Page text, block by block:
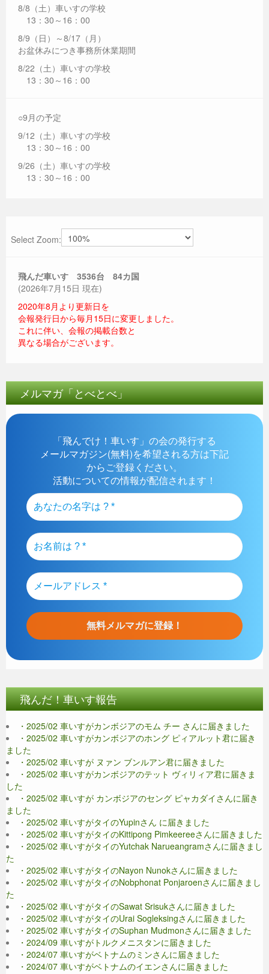
8/8（土）車いすの学校
13：30～16：00
8/9（日）～8/17（月）
お盆休みにつき事務所休業期間
8/22（土）車いすの学校
13：30～16：00
○9月の予定
9/12（土）車いすの学校
13：30～16：00
9/26（土）車いすの学校
13：30～16：00
Select Zoom:
飛んだ車いす 3536台 84カ国
(2026年7月15日 現在)
2020年8月より更新日を
会報発行日から毎月15日に変更しました。
これに伴い、会報の掲載台数と
異なる場合がございます。
メルマガ「とべとべ」
「飛んでけ！車いす」の会の発行する
メールマガジン(無料)を希望される方は下記
からご登録ください。
活動についての情報が配信されます！
飛んだ！車いす報告
・2025/02 車いすがカンボジアのモム チー さんに届きました
・2025/02 車いすがカンボジアのホング ピィアルット君に届き
ました
・2025/02 車いすが ヌァン ブンルアン君に届きました
・2025/02 車いすがカンボジアのテット ヴィリィア君に届きま
した
・2025/02 車いすが カンボジアのセング ピャカダイさんに届き
ました
・2025/02 車いすがタイのYupinさん に届きました
・2025/02 車いすがタイのKittipong Pimkeereeさんに届きました
・2025/02 車いすがタイのYutchak Narueangramさんに届きまし
た
・2025/02 車いすがタイのNayon Nunokさんに届きました
・2025/02 車いすがタイのNobphonat Ponjaroenさんに届きまし
た
・2025/02 車いすがタイのSawat Srisukさんに届きました
・2025/02 車いすがタイのUrai Sogleksingさんに届きました
・2025/02 車いすがタイのSuphan Mudmonさんに届きました
・2024/09 車いすがトルクメニスタンに届きました
・2024/07 車いすがベトナムのミンさんに届きました
・2024/07 車いすがベトナムのイエンさんに届きました